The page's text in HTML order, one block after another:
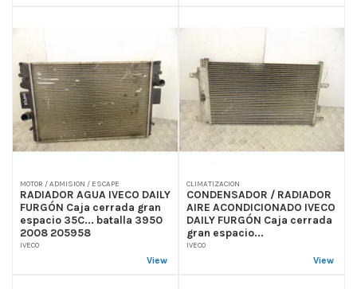
MOTOR / ADMISION / ESCAPE
RADIADOR AGUA IVECO DAILY
FURGÓN Caja cerrada gran
espacio 35C... batalla 3950
2008 205958
IVECO
View
CLIMATIZACION
CONDENSADOR / RADIADOR
AIRE ACONDICIONADO IVECO
DAILY FURGÓN Caja cerrada
gran espacio...
IVECO
View